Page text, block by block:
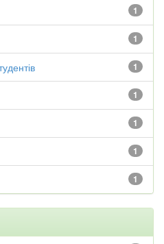
1
1
1
1
1
1
1